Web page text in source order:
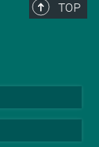
TOP